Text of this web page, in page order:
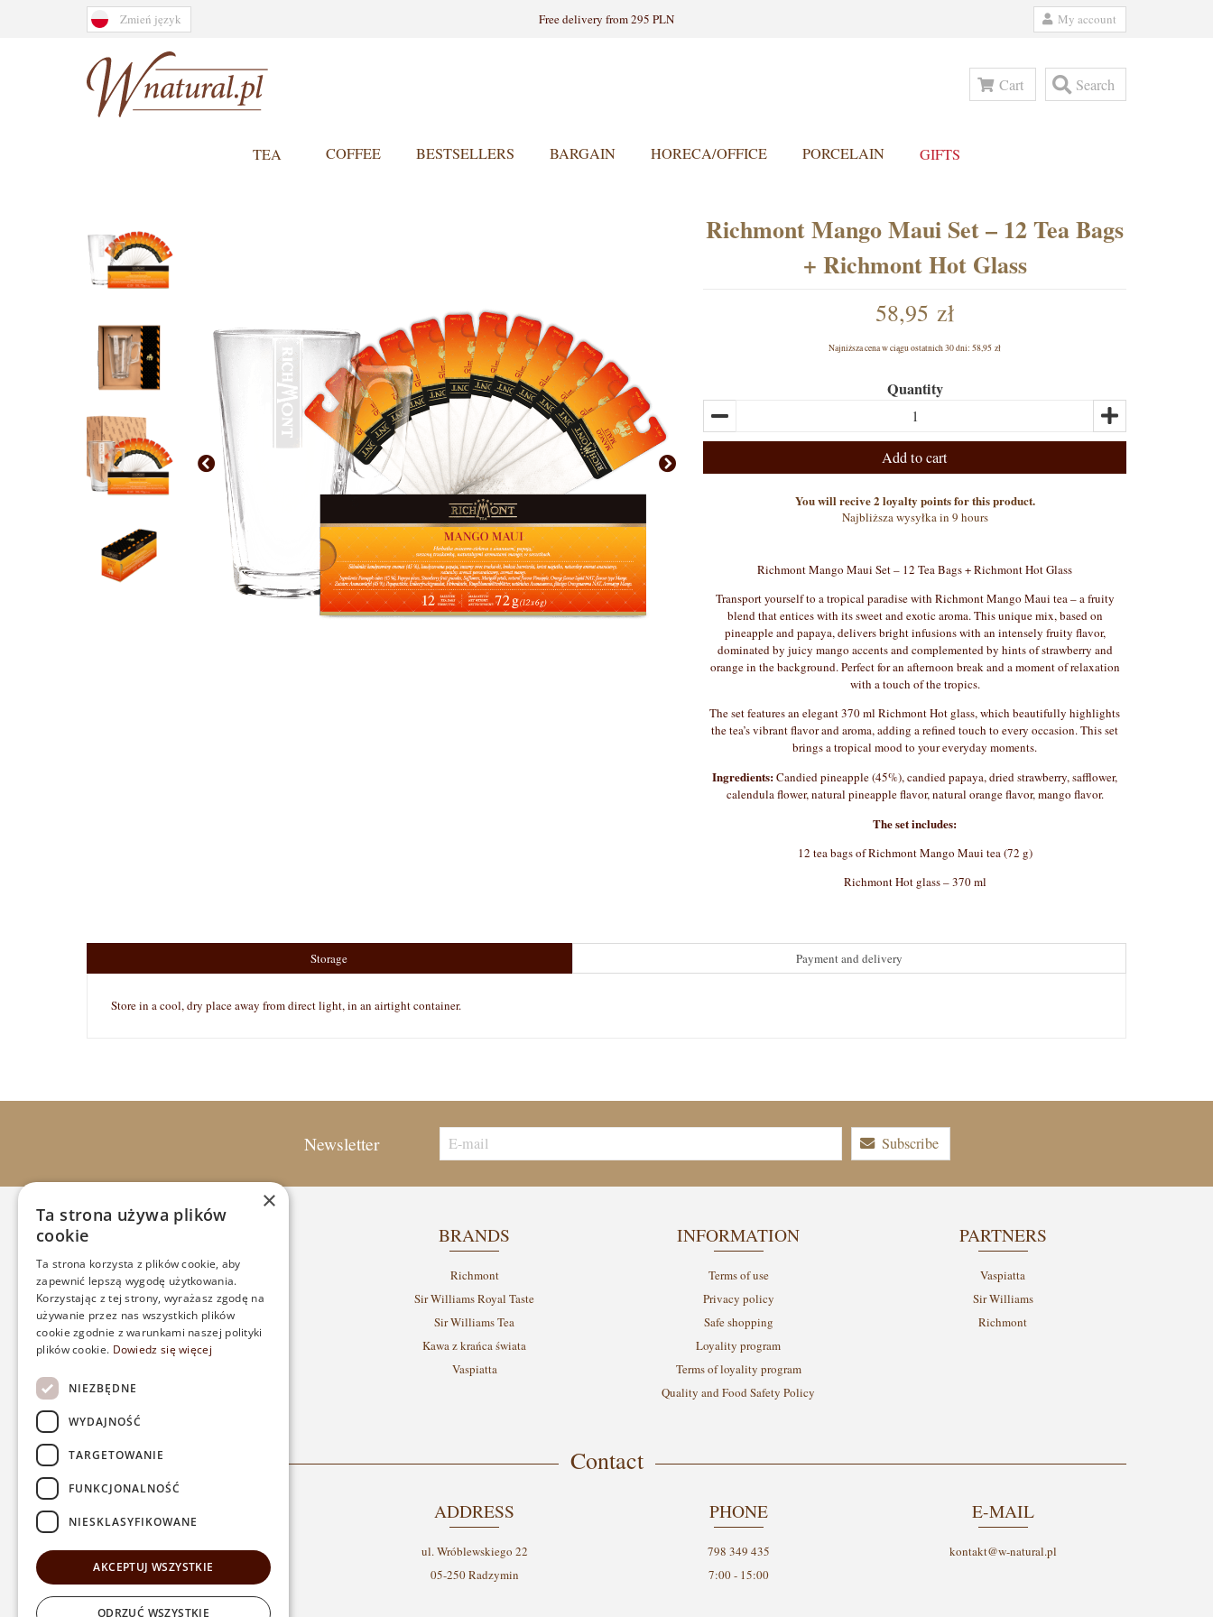
Zmień język Free delivery from 295 PLN My account
Cart Search
TEA COFFEE BESTSELLERS BARGAIN HORECA/OFFICE PORCELAIN GIFTS
Richmont Mango Maui Set – 12 Tea Bags
+ Richmont Hot Glass
58,95 zł
Najniższa cena w ciągu ostatnich 30 dni: 58,95 zł
Quantity
Add to cart
You will recive 2 loyalty points for this product.
Najbliższa wysyłka in 9 hours
Richmont Mango Maui Set – 12 Tea Bags + Richmont Hot Glass
Transport yourself to a tropical paradise with Richmont Mango Maui tea – a fruity
blend that entices with its sweet and exotic aroma. This unique mix, based on
pineapple and papaya, delivers bright infusions with an intensely fruity flavor,
dominated by juicy mango accents and complemented by hints of strawberry and
orange in the background. Perfect for an afternoon break and a moment of relaxation
with a touch of the tropics.
The set features an elegant 370 ml Richmont Hot glass, which beautifully highlights
the tea’s vibrant flavor and aroma, adding a refined touch to every occasion. This set
brings a tropical mood to your everyday moments.
Ingredients:Candied pineapple (45%), candied papaya, dried strawberry, safflower,
calendula flower, natural pineapple flavor, natural orange flavor, mango flavor.
The set includes:
12 tea bags of Richmont Mango Maui tea (72 g)
Richmont Hot glass – 370 ml
Storage Payment and delivery
Store in a cool, dry place away from direct light, in an airtight container.
Newsletter Subscribe
Contact
Payments
Delivery
Returns
BRANDS
Richmont
Sir Williams Royal Taste
Sir Williams Tea
Kawa z krańca świata
Vaspiatta
INFORMATION
Terms of use
Privacy policy
Safe shopping
Loyality program
Terms of loyality program
Quality and Food Safety Policy
PARTNERS
Vaspiatta
Sir Williams
Richmont
Contact
ADDRESS
ul. Wróblewskiego 22
05-250 Radzymin
PHONE
798 349 435
7:00 - 15:00
E-MAIL
kontakt@w-natural.pl
×
Ta strona używa plików
cookie
Ta strona korzysta z plików cookie, aby
zapewnić lepszą wygodę użytkowania.
Korzystając z tej strony, wyrażasz zgodę na
używanie przez nas wszystkich plików
cookie zgodnie z warunkami naszej polityki
plików cookie. Dowiedz się więcej
NIEZBĘDNE
WYDAJNOŚĆ
TARGETOWANIE
FUNKCJONALNOŚĆ
NIESKLASYFIKOWANE
AKCEPTUJ WSZYSTKIE
ODRZUĆ WSZYSTKIE